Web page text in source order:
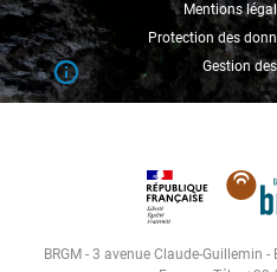
Mentions
Protection des
Gestion
BRGM - 3 avenue Claude-Guillemin